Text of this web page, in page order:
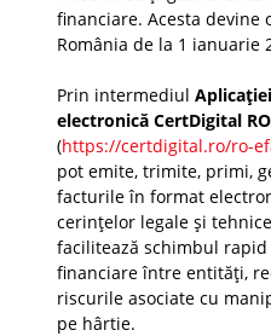
financiare. Acesta devine
România de la 1 ianuarie
Prin intermediul
electronică CertDigital
(https://certdigital.ro/ro-
pot emite, trimite, primi,
facturile în format
cerințelor legale și
facilitează schimbul
financiare între entități,
riscurile asociate cu
pe hârtie.